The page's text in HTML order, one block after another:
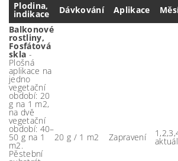
Plodina,
indikace Dávkování Aplikace
Balkonové
rostliny,
Fosfátová
skla -
Plošná
aplikace na
jedno
vegetační
období: 20
g na 1 m2,
na dvě
vegetační
období: 40–
50 g na 1
m2.
Pěstební
20 g / 1 m2 Zapravení